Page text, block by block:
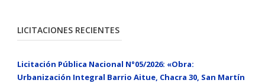
LICITACIONES RECIENTES
Licitación Pública Nacional N°05/2026: «Obra:
Urbanización Integral Barrio Aitue, Chacra 30, San Martín